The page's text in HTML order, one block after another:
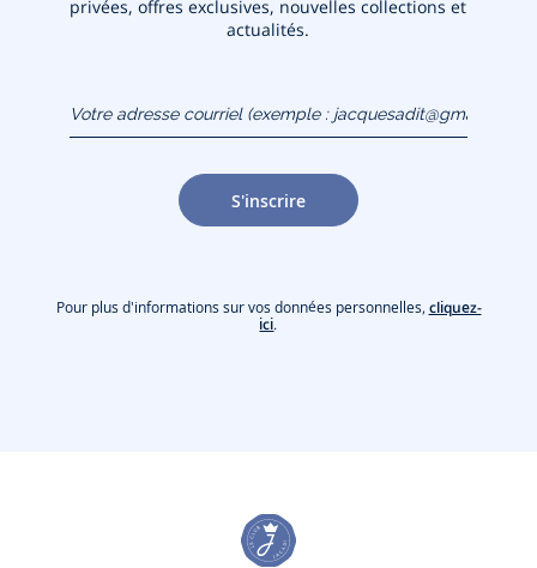
privées, offres exclusives, nouvelles collections et
actualités.
(exemple :
jacquesadit@gmail.com)
S'inscrire
Pour plus d'informations sur vos données personnelles, cliquez-
ici.